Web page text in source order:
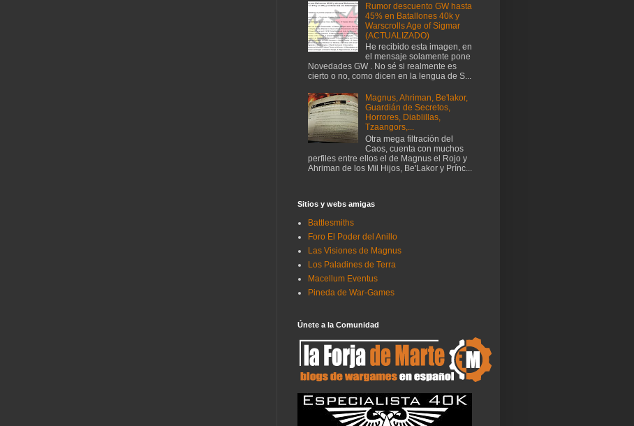
Rumor descuento GW hasta
45% en Batallones 40k y
Warscrolls Age of Sigmar
(ACTUALIZADO)
He recibido esta imagen, en
el mensaje solamente pone
Novedades GW . No sé si realmente es
cierto o no, como dicen en la lengua de S...
Magnus, Ahriman, Be'lakor,
Guardián de Secretos,
Horrores, Diablillas,
Tzaangors,...
Otra mega filtración del
Caos, cuenta con muchos
perfiles entre ellos el de Magnus el Rojo y
Ahriman de los Mil Hijos, Be'Lakor y Prínc...
Sitios y webs amigas
Battlesmiths
Foro El Poder del Anillo
Las Visiones de Magnus
Los Paladines de Terra
Macellum Eventus
Pineda de War-Games
Únete a la Comunidad